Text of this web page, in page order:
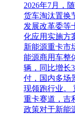
2026年7月，
货车淘汰置换
发展改革委等
化应用实施方
新能源重卡市
能源商用车整
辆，同比增长
付，国内多场
现领跑行业。
重卡赛道，吉
政策对于新能